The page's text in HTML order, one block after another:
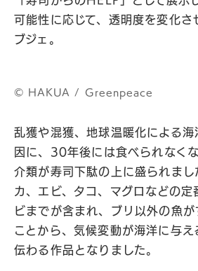
可能性に応じて、透明度を変化さ
ブジェ。
©︎ HAKUA / Greenpeace
乱獲や混獲、地球温暖化による海
因に、30年後には食べられなく
介類が寿司下駄の上に盛られまし
カ、エビ、タコ、マグロなどの定
ビまでが含まれ、ブリ以外の魚が
ことから、気候変動が海洋に与え
伝わる作品となりました。